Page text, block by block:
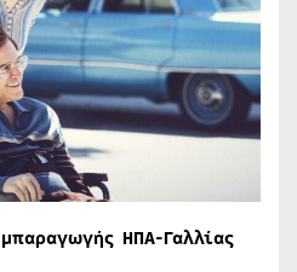
ΗΠΑ-Γαλλίας